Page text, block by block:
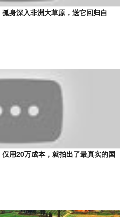
孤身深入非洲大草原，送它回归自
仅用20万成本，就拍出了最真实的国